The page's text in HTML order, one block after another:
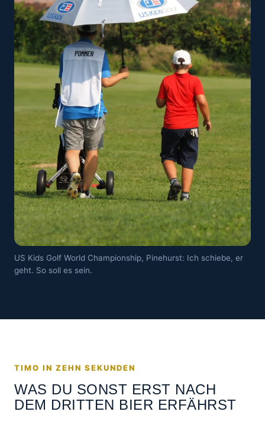
US Kids Golf World Championship, Pinehurst: Ich schiebe, er
geht. So soll es sein.
TIMO IN ZEHN SEKUNDEN
WAS DU SONST ERST NACH
DEM DRITTEN BIER ERFÄHRST